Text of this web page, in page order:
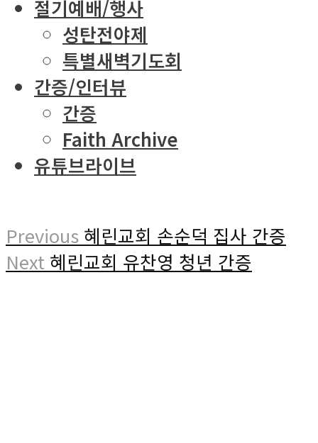
절기예배/행사
성탄전야제
특별새벽기도회
간증/인터뷰
간증
Faith Archive
유튜브라이브
Previous 혜린교회 손순덕 집사 간증
Next 혜린교회 유찬영 청년 간증